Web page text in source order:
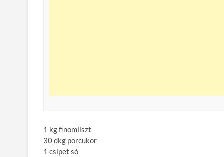
1 kg finomliszt
30 dkg porcukor
1 csipet só